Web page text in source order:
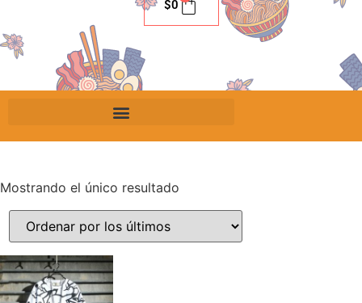
$0
Mostrando el único resultado